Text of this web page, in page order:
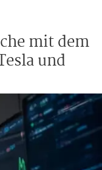
mit dem
und